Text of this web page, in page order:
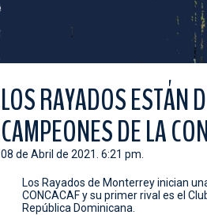
LOS RAYADOS ESTÁN
CAMPEONES DE LA
08 de Abril de 2021. 6:21 pm.
Los Rayados de Monterrey inician
CONCACAF y su primer rival es el
República Dominicana.